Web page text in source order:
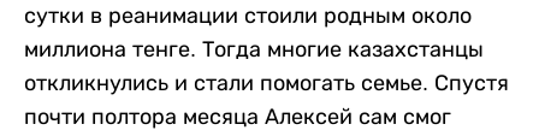
сутки в реанимации стоили родным около
миллиона тенге. Тогда многие казахстанцы
откликнулись и стали помогать семье. Спустя
почти полтора месяца Алексей сам смог